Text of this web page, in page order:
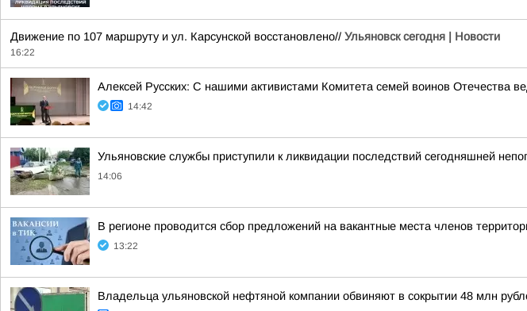
Движение по 107 маршруту и ул. Карсунской восстановлено// Ульяновск сегодня | Новости
16:22
Алексей Русских: С нашими активистами Комитета семей воинов Отечества
14:42
Ульяновские службы приступили к ликвидации последствий сегодняшней
14:06
В регионе проводится сбор предложений на вакантные места членов
13:22
Владельца ульяновской нефтяной компании обвиняют в сокрытии 48 млн